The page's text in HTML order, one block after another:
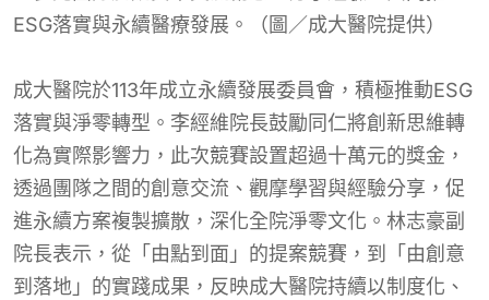
ESG落實與永續醫療發展。（圖／成大醫院提供）
成大醫院於113年成立永續發展委員會，積極推動ESG
落實與淨零轉型。李經維院長鼓勵同仁將創新思維轉
化為實際影響力，此次競賽設置超過十萬元的獎金，
透過團隊之間的創意交流、觀摩學習與經驗分享，促
進永續方案複製擴散，深化全院淨零文化。林志豪副
院長表示，從「由點到面」的提案競賽，到「由創意
到落地」的實踐成果，反映成大醫院持續以制度化、